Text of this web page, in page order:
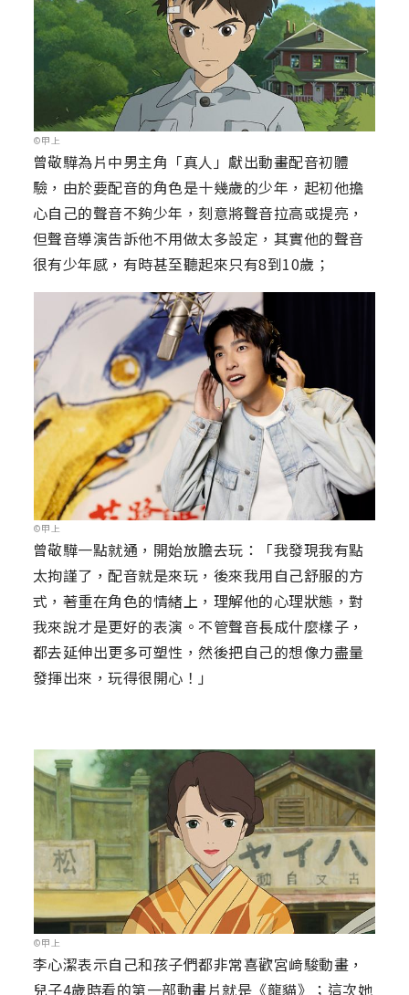
©甲上
曾敬驊為片中男主角「真人」獻出動畫配音初體
驗，由於要配音的角色是十幾歲的少年，起初他擔
心自己的聲音不夠少年，刻意將聲音拉高或提亮，
但聲音導演告訴他不用做太多設定，其實他的聲音
很有少年感，有時甚至聽起來只有8到10歲；
©甲上
曾敬驊一點就通，開始放膽去玩：「我發現我有點
太拘謹了，配音就是來玩，後來我用自己舒服的方
式，著重在角色的情緒上，理解他的心理狀態，對
我來說才是更好的表演。不管聲音長成什麼樣子，
都去延伸出更多可塑性，然後把自己的想像力盡量
發揮出來，玩得很開心！」
©甲上
李心潔表示自己和孩子們都非常喜歡宮﨑駿動畫，
兒子4歲時看的第一部動畫片就是《龍貓》；這次她